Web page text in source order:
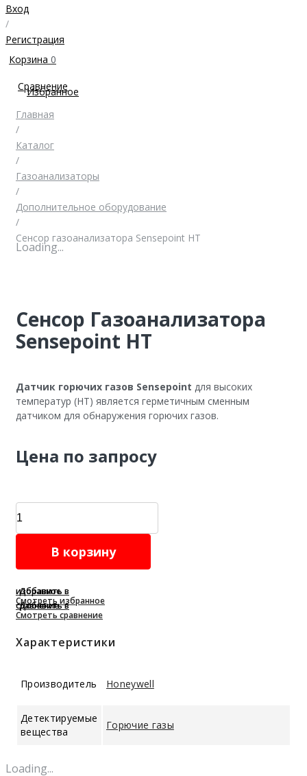
Вход
/
Регистрация
Корзина 0
Сравнение
Избранное
Главная
/
Каталог
/
Газоанализаторы
/
Дополнительное оборудование
/
Сенсор газоанализатора Sensepoint HT
Loading...
Сенсор Газоанализатора
Sensepoint HT
Датчик горючих газов Sensepoint для высоких
температур (HT) является герметичным сменным
датчиком для обнаружения горючих газов.
Цена по запросу
Сенсор
газоанализатора
В корзину
Добавить в избранное
Смотреть избранное
Добавить в сравнение
Смотреть сравнение
Характеристики
Производитель Honeywell
Детектируемые
вещества
Горючие газы
Loading...